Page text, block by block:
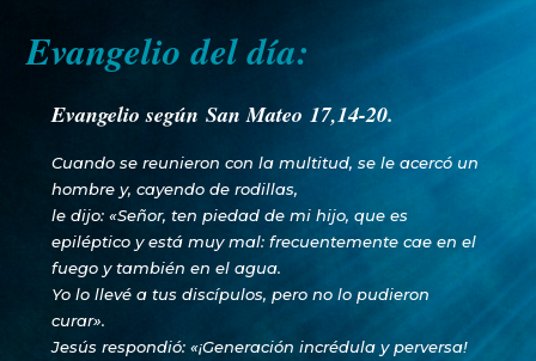
Evangelio del día:
Evangelio según San Mateo 17,14-20.
Cuando se reunieron con la multitud, se le acercó un
hombre y, cayendo de rodillas,
le dijo: «Señor, ten piedad de mi hijo, que es
epiléptico y está muy mal: frecuentemente cae en el
fuego y también en el agua.
Yo lo llevé a tus discípulos, pero no lo pudieron
curar».
Jesús respondió: «¡Generación incrédula y perversa!